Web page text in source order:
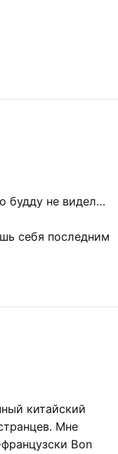
будду не видел…
себя последним
китайский
Мне
Bon